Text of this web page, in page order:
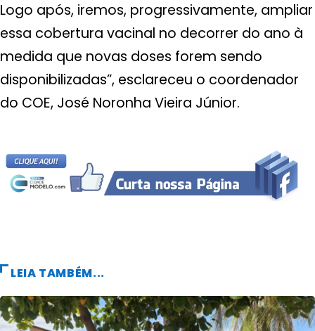
Logo após, iremos, progressivamente, ampliar
essa cobertura vacinal no decorrer do ano à
medida que novas doses forem sendo
disponibilizadas”, esclareceu o coordenador
do COE, José Noronha Vieira Júnior.
LEIA TAMBÉM...